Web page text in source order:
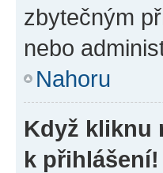
zbytečným
nebo
Nahoru
Když kliknu
k přihlášení!